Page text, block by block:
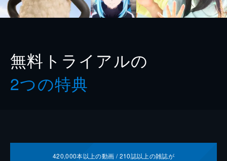
無料トライアルの
2つの特典
420,000本以上の動画 /210誌以上の雑誌が